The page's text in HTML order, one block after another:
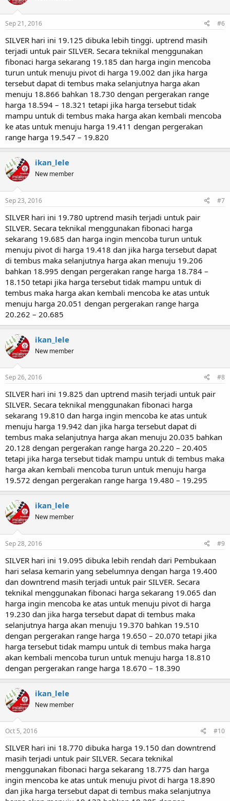
Sep 21, 2016 #6
SILVER hari ini 19.125 dibuka lebih tinggi. uptrend masih
terjadi untuk pair SILVER. Secara teknikal menggunakan
fibonaci harga sekarang 19.185 dan harga ingin mencoba
turun untuk menuju pivot di harga 19.002 dan jika harga
tersebut dapat di tembus maka selanjutnya harga akan
menuju 18.866 bahkan 18.730 dengan pergerakan range
harga 18.594 – 18.321 tetapi jika harga tersebut tidak
mampu untuk di tembus maka harga akan kembali mencoba
ke atas untuk menuju harga 19.411 dengan pergerakan
range harga 19.547 – 19.820
ikan_lele
New member
Sep 23, 2016 #7
SILVER hari ini 19.780 uptrend masih terjadi untuk pair
SILVER. Secara teknikal menggunakan fibonaci harga
sekarang 19.685 dan harga ingin mencoba turun untuk
menuju pivot di harga 19.418 dan jika harga tersebut dapat
di tembus maka selanjutnya harga akan menuju 19.206
bahkan 18.995 dengan pergerakan range harga 18.784 –
18.150 tetapi jika harga tersebut tidak mampu untuk di
tembus maka harga akan kembali mencoba ke atas untuk
menuju harga 20.051 dengan pergerakan range harga
20.262 – 20.685
ikan_lele
New member
Sep 26, 2016 #8
SILVER hari ini 19.825 dan uptrend masih terjadi untuk pair
SILVER. Secara teknikal menggunakan fibonaci harga
sekarang 19.810 dan harga ingin mencoba ke atas untuk
menuju harga 19.942 dan jika harga tersebut dapat di
tembus maka selanjutnya harga akan menuju 20.035 bahkan
20.128 dengan pergerakan range harga 20.220 – 20.405
tetapi jika harga tersebut tidak mampu untuk di tembus maka
harga akan kembali mencoba turun untuk menuju harga
19.572 dengan pergerakan range harga 19.480 – 19.295
ikan_lele
New member
Sep 28, 2016 #9
SILVER hari ini 19.095 dibuka lebih rendah dari Pembukaan
hari selasa kemarin yang sebelumnya dengan harga 19.400
dan downtrend masih terjadi untuk pair SILVER. Secara
teknikal menggunakan fibonaci harga sekarang 19.065 dan
harga ingin mencoba ke atas untuk menuju pivot di harga
19.230 dan jika harga tersebut dapat di tembus maka
selanjutnya harga akan menuju 19.370 bahkan 19.510
dengan pergerakan range harga 19.650 – 20.070 tetapi jika
harga tersebut tidak mampu untuk di tembus maka harga
akan kembali mencoba turun untuk menuju harga 18.810
dengan pergerakan range harga 18.670 – 18.390
ikan_lele
New member
Oct 5, 2016 #10
SILVER hari ini 18.770 dibuka harga 19.150 dan downtrend
masih terjadi untuk pair SILVER. Secara teknikal
menggunakan fibonaci harga sekarang 18.775 dan harga
ingin mencoba ke atas untuk menuju pivot di harga 18.890
dan jika harga tersebut dapat di tembus maka selanjutnya